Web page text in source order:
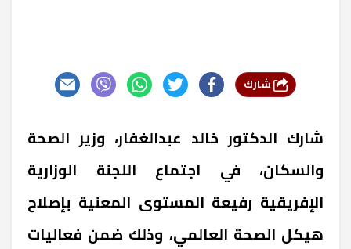
شارك الدكتور خالد عبدالغفار، وزير الصحة
والسكان، في اجتماع اللجنة الوزارية
الإفريقية رفيعة المستوى المعنية بإصلاح
هيكل الصحة العالمي، وذلك ضمن فعاليات